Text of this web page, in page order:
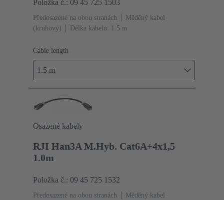
Položka č.: 09 45 725 1503
Předosazené na obou stranách
Měděný kabel
(kruhový)
Délka kabelu: 1.5 m
Cable length
1.5 m
Osazené kabely
RJI Han3A M.Hyb. Cat6A+4x1,5
1.0m
Položka č.: 09 45 725 1532
Předosazené na obou stranách
Měděný kabel